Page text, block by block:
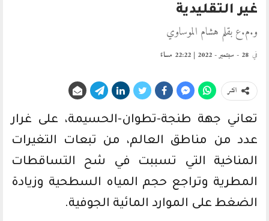
غير التقليدية
و.م.ع بقلم هشام الموساوي
في 28 - سبتمبر - 2022 | 22:22 مساءً
انشر
تعاني جهة طنجة-تطوان-الحسيمة، على غرار
عدد من مناطق العالم، من تبعات التغيرات
المناخية التي تسببت في شح التساقطات
المطرية وتراجع حجم المياه السطحية وزيادة
الضغط على الموارد المائية الجوفية.